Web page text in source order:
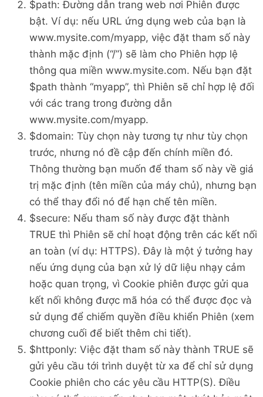
$path: Đường dẫn trang web nơi Phiên được
bật. Ví dụ: nếu URL ứng dụng web của bạn là
www.mysite.com/myapp, việc đặt tham số này
thành mặc định (“/”) sẽ làm cho Phiên hợp lệ
thông qua miền www.mysite.com. Nếu bạn đặt
$path thành “myapp”, thì Phiên sẽ chỉ hợp lệ đối
với các trang trong đường dẫn
www.mysite.com/myapp.
$domain: Tùy chọn này tương tự như tùy chọn
trước, nhưng nó đề cập đến chính miền đó.
Thông thường bạn muốn để tham số này về giá
trị mặc định (tên miền của máy chủ), nhưng bạn
có thể thay đổi nó để hạn chế tên miền.
$secure: Nếu tham số này được đặt thành
TRUE thì Phiên sẽ chỉ hoạt động trên các kết nối
an toàn (ví dụ: HTTPS). Đây là một ý tưởng hay
nếu ứng dụng của bạn xử lý dữ liệu nhạy cảm
hoặc quan trọng, vì Cookie phiên được gửi qua
kết nối không được mã hóa có thể được đọc và
sử dụng để chiếm quyền điều khiển Phiên (xem
chương cuối để biết thêm chi tiết).
$httponly: Việc đặt tham số này thành TRUE sẽ
gửi yêu cầu tới trình duyệt từ xa để chỉ sử dụng
Cookie phiên cho các yêu cầu HTTP(S). Điều